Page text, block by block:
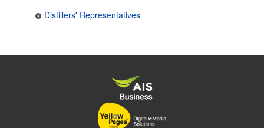
Distillers' Representatives